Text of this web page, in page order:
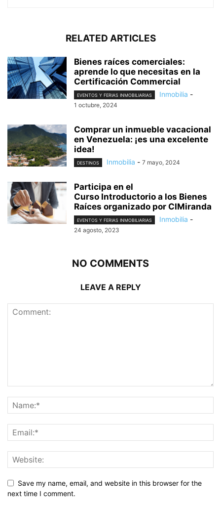
RELATED ARTICLES
Bienes raíces comerciales:
aprende lo que necesitas en la
Certificación Commercial
EVENTOS Y FERIAS INMOBILIARIAS Inmobilia -
1 octubre, 2024
Comprar un inmueble vacacional
en Venezuela: ¡es una excelente
idea!
DESTINOS Inmobilia - 7 mayo, 2024
Participa en el
Curso Introductorio a los Bienes
Raíces organizado por CIMiranda
EVENTOS Y FERIAS INMOBILIARIAS Inmobilia -
24 agosto, 2023
NO COMMENTS
LEAVE A REPLY
Save my name, email, and website in this browser for the
next time I comment.